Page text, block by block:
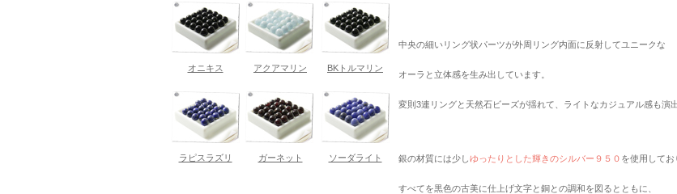
オニキス アクアマリン BKトルマリン
ラピスラズリ ガーネット ソーダライト
中央の細いリング状パーツが外周リング内面に反射してユニークな
オーラと立体感を生み出しています。
変則3連リングと天然石ビーズが揺れて、ライトなカジュアル感も演出
銀の材質には少しゆったりとした輝きのシルバー９５０ を使用してお
すべてを黒色の古美に仕上げ文字と銅との調和を図るとともに、